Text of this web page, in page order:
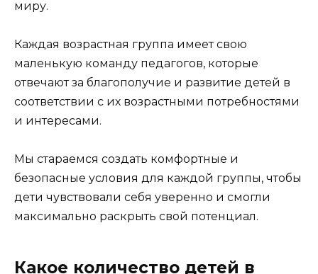
миру.
Каждая возрастная группа имеет свою
маленькую команду педагогов, которые
отвечают за благополучие и развитие детей в
соответствии с их возрастными потребностями
и интересами.
Мы стараемся создать комфортные и
безопасные условия для каждой группы, чтобы
дети чувствовали себя уверенно и смогли
максимально раскрыть свой потенциал.
Какое количество детей в